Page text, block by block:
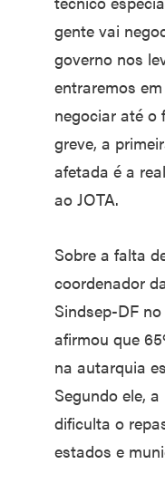
gente vai
governo nos
entraremos
negociar até o
greve, a
afetada é a
ao JOTA.
Sobre a falta
coordenador
Sindsep-DF
afirmou que
na autarquia
Segundo ele,
dificulta o
estados e